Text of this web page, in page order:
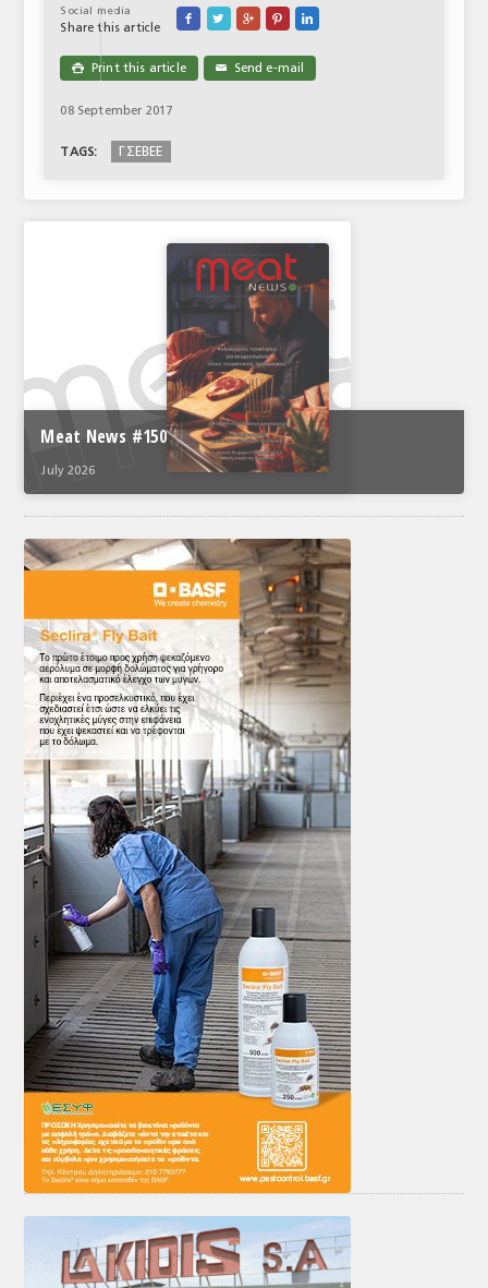
Social media
Share this article
    
 Print this article ✉ Send e-mail
08 September 2017
TAGS: ΓΣΕΒΕΕ
Meat News #150
July 2026